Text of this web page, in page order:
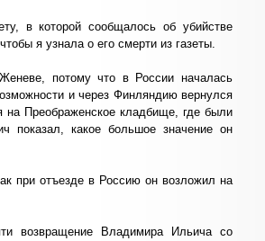
в которой сообщалось об убийстве
я узнала о его смерти из газеты.
потому что в России началась
и через Финляндию вернулся
Преображенское кладбище, где были
показал, какое большое значение он
при отъезде в Россию он возложил на
возвращение Владимира Ильича со